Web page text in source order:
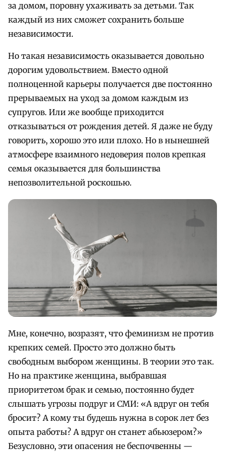
за домом, поровну ухаживать за детьми. Так
каждый из них сможет сохранить больше
независимости.
Но такая независимость оказывается довольно
дорогим удовольствием. Вместо одной
полноценной карьеры получается две постоянно
прерываемых на уход за домом каждым из
супругов. Или же вообще приходится
отказываться от рождения детей. Я даже не буду
говорить, хорошо это или плохо. Но в нынешней
атмосфере взаимного недоверия полов крепкая
семья оказывается для большинства
непозволительной роскошью.
Мне, конечно, возразят, что феминизм не против
крепких семей. Просто это должно быть
свободным выбором женщины. В теории это так.
Но на практике женщина, выбравшая
приоритетом брак и семью, постоянно будет
слышать угрозы подруг и СМИ: «А вдруг он тебя
бросит? А кому ты будешь нужна в сорок лет без
опыта работы? А вдруг он станет абьюзером?»
Безусловно, эти опасения не беспочвенны —